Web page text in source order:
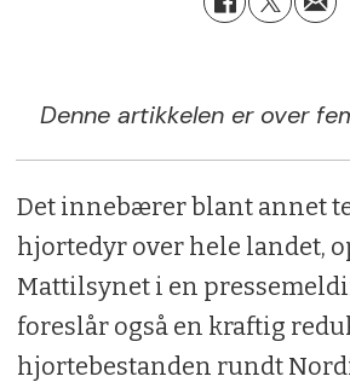
Denne artikkelen er over
Det innebærer blant annet
hjortedyr over hele landet,
Mattilsynet i en
foreslår også en kraftig
hjortebestanden rundt